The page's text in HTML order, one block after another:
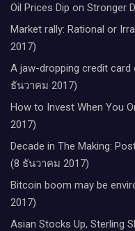
Oil Prices Dip on Stronger
Market rally: Rational or
2017)
A jaw-dropping credit
ธันวาคม 2017)
How to Invest When You
2017)
Decade in The Making:
(8 ธันวาคม 2017)
Bitcoin boom may be
2017)
Asian Stocks Up, Sterling